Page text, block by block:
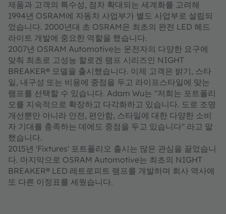
제품과 고객의 특수성, 점차 확대되는 세계화를 고려해
1994년 OSRAM에 자동차 사업부가 별도 사업부로 설립되
었습니다. 2000년대 초 OSRAM은 최초의 완전 LED 헤드
라이트 개발에 중요한 역할을 했습니다.
2007년 OSRAM Automotive는 운전자의 다양한 요구에
맞춰 최초로 고성능 할로겐 램프 시리즈인 NIGHT
BREAKER® 모델을 출시했습니다. 이제 고객은 밝기, 스타
일, 내구성 또는 비용에 중점을 두고 라이프스타일에 맞는
램프를 선택할 수 있습니다. Adam Wu는 "저희는 포트폴리
오를 지속적으로 확장하고 다각화하고 있습니다. 도로 조명
개선뿐만 아니라 안전, 편안함, 스타일에 대한 다양한 소비
자 기대를 충족하는 데에도 중점을 두고 있습니다" 라고 말
했습니다.
2015년 'Fixtures' 포트폴리오 출시는 많은 관심을 끌었습니
다. 마지막으로 OSRAM Automotive는 최초의 NIGHT
BREAKER® LED 레트로피트 램프를 개발하며 회사 역사에
또 다른 이정표를 세웠습니다.